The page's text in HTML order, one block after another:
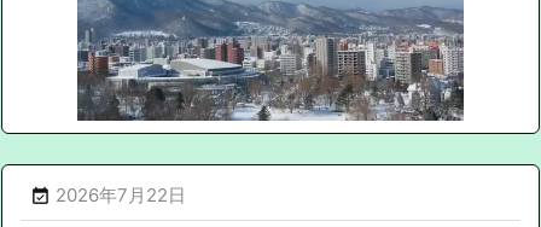
 2026年7月22日